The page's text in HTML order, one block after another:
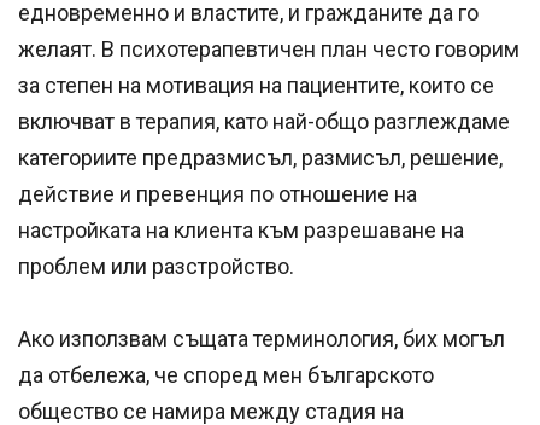
едновременно и властите, и гражданите да го
желаят. В психотерапевтичен план често говорим
за степен на мотивация на пациентите, които се
включват в терапия, като най-общо разглеждаме
категориите предразмисъл, размисъл, решение,
действие и превенция по отношение на
настройката на клиента към разрешаване на
проблем или разстройство.
Ако използвам същата терминология, бих могъл
да отбележа, че според мен българското
общество се намира между стадия на